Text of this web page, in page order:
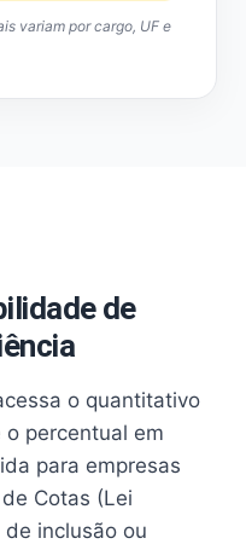
variam por cargo, UF e
de
o quantitativo
percentual em
para empresas
Cotas (Lei
inclusão ou